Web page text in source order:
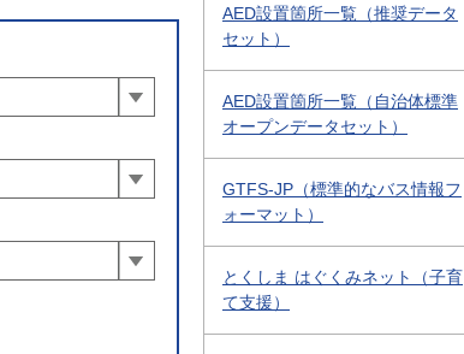
AED設置箇所一覧（推奨データ
セット）
AED設置箇所一覧（自治体標準
オープンデータセット）
GTFS-JP（標準的なバス情報フ
ォーマット）
とくしま はぐくみネット（子育
て支援）